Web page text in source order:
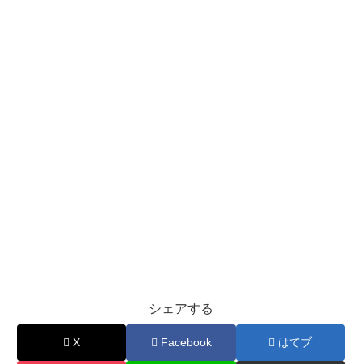
シェアする
X Facebook はてブ